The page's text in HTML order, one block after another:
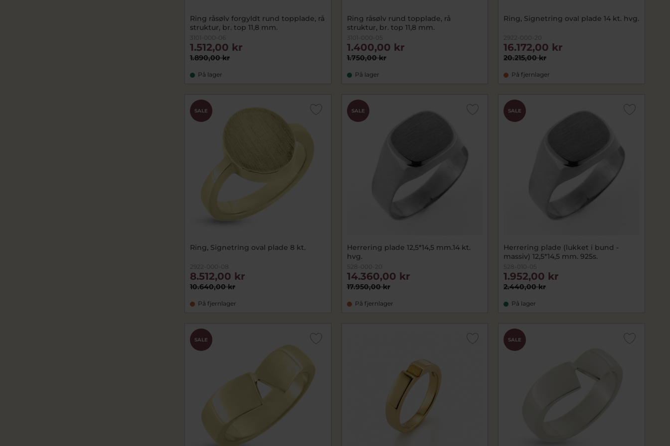
Ring råsølv forgyldt rund topplade, rå
struktur, br. top 11,8 mm.
3101-000-06
1.890,00 kr
1.512,00 kr
På lager
Ring råsølv rund topplade, rå
struktur, br. top 11,8 mm.
3101-000-05
1.750,00 kr
1.400,00 kr
På lager
Ring, Signetring oval plade 14 kt. hvg.
2922-000-20
20.215,00 kr
16.172,00 kr
På fjernlager
SALE
Ring, Signetring oval plade 8 kt.
2922-000-08
10.640,00 kr
8.512,00 kr
På fjernlager
SALE
Herrering plade 12,5*14,5 mm.14 kt.
hvg.
528-000-20
17.950,00 kr
14.360,00 kr
På fjernlager
SALE
Herrering plade (lukket i bund -
massiv) 12,5*14,5 mm. 925s.
528-010-05
2.440,00 kr
1.952,00 kr
På lager
SALE SALE